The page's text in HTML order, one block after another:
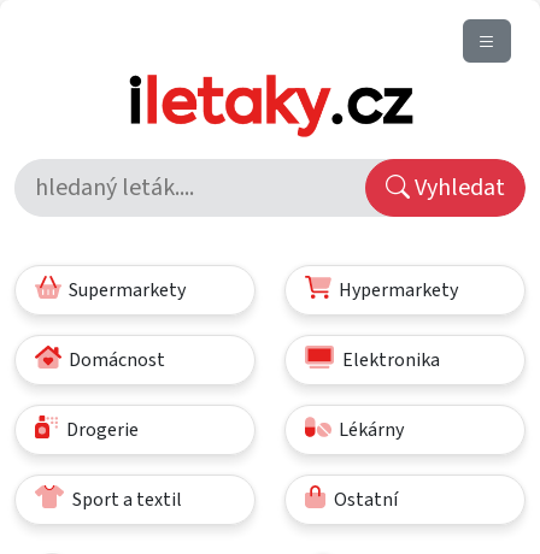
Vyhledat
Supermarkety Hypermarkety
Domácnost Elektronika
Drogerie Lékárny
Sport a textil Ostatní